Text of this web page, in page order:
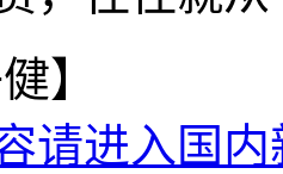
】
请进入国内